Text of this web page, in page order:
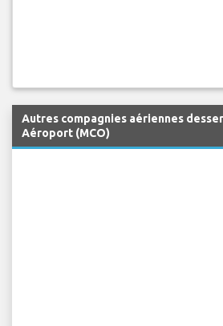
Autres compagnies aériennes
Aéroport (MCO)